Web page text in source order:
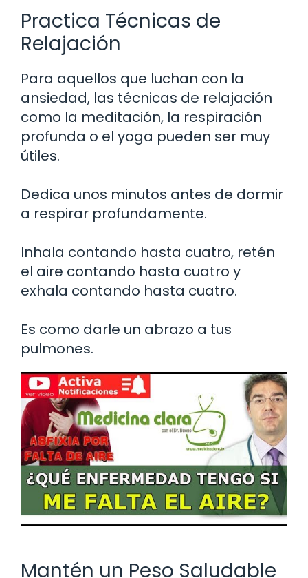
Practica Técnicas de
Relajación
Para aquellos que luchan con la
ansiedad, las técnicas de relajación
como la meditación, la respiración
profunda o el yoga pueden ser muy
útiles.
Dedica unos minutos antes de dormir
a respirar profundamente.
Inhala contando hasta cuatro, retén
el aire contando hasta cuatro y
exhala contando hasta cuatro.
Es como darle un abrazo a tus
pulmones.
Mantén un Peso Saludable